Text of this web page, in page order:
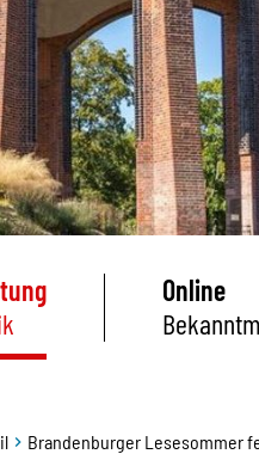
Online
Brandenburger Lesesommer